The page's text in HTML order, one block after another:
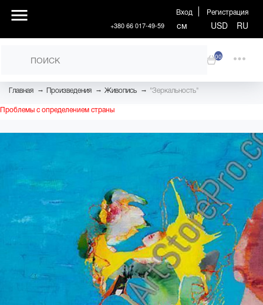
Вход Регистрация
+380 66 017-49-59 см USD RU
00
Главная → Произведения → Живопись → "Зеркальность"
Проблемы с определением страны